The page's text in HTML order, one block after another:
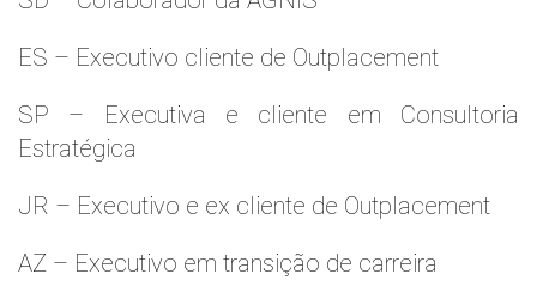
ES – Executivo cliente de Outplacement
SP – Executiva e cliente em Consultoria
Estratégica
JR – Executivo e ex cliente de Outplacement
AZ – Executivo em transição de carreira